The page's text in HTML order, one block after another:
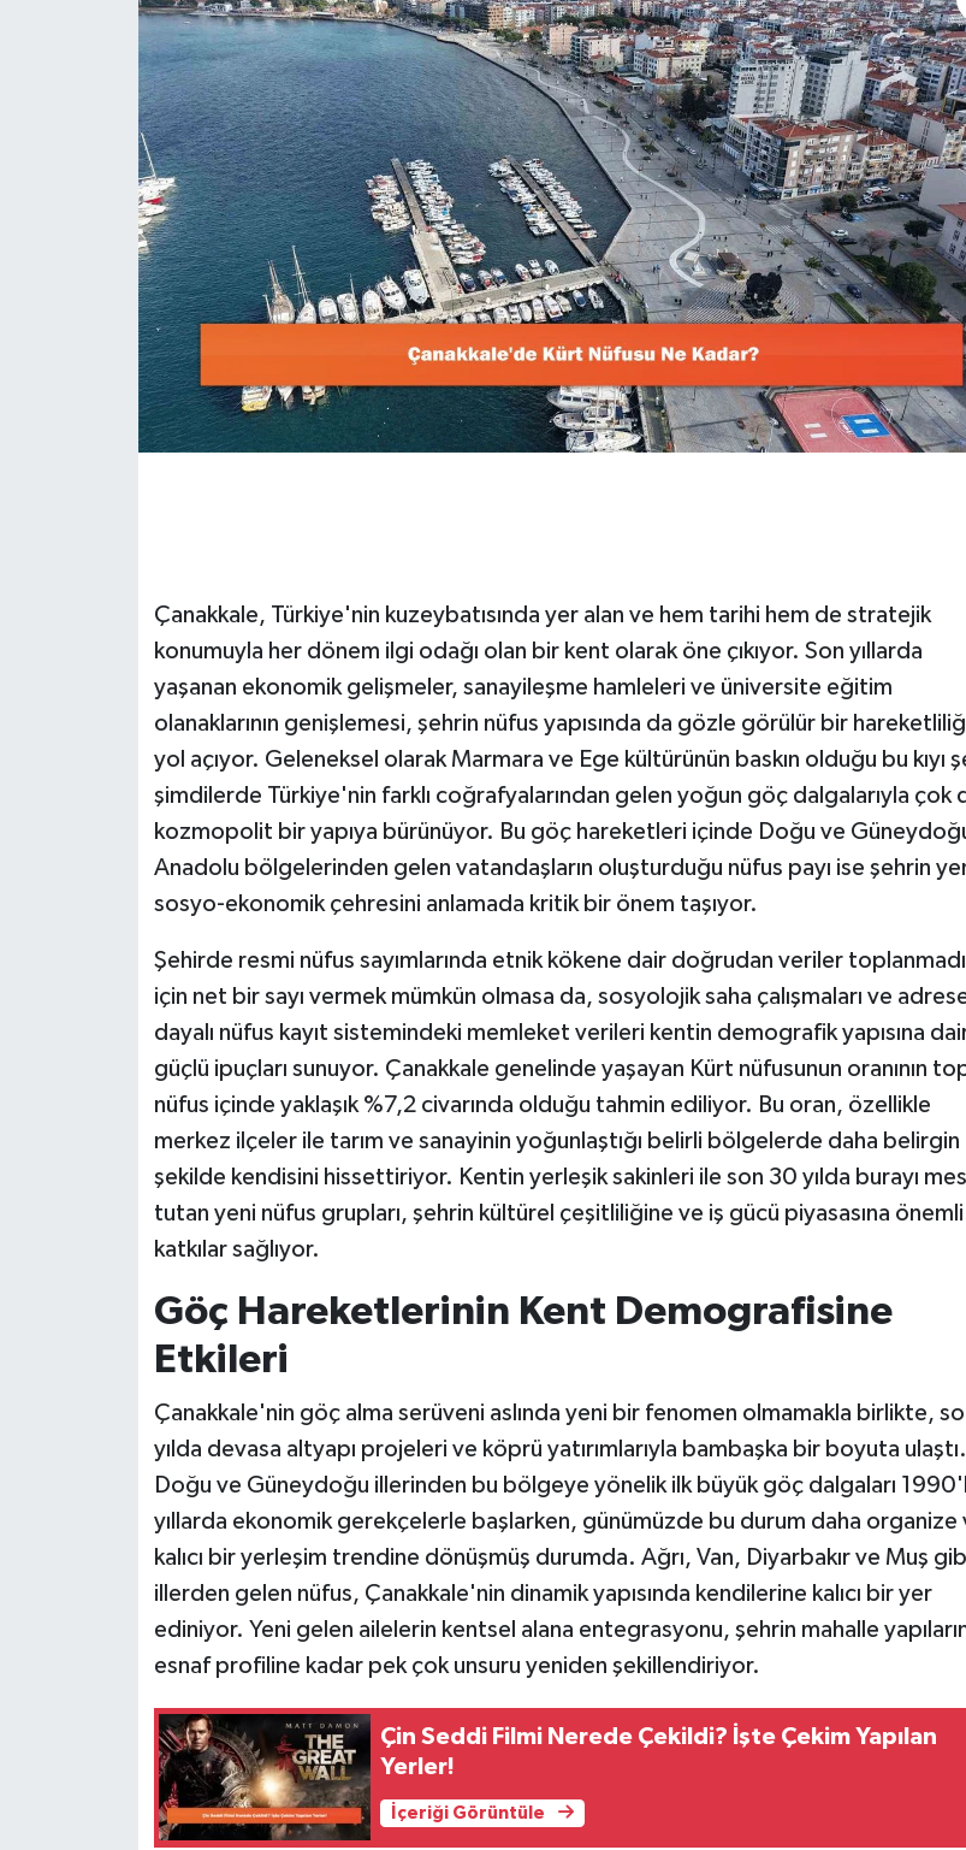
Çanakkale, Türkiye'nin kuzeybatısında yer alan ve hem tarihi hem de stratejik
konumuyla her dönem ilgi odağı olan bir kent olarak öne çıkıyor. Son yıllarda
yaşanan ekonomik gelişmeler, sanayileşme hamleleri ve üniversite eğitim
olanaklarının genişlemesi, şehrin nüfus yapısında da gözle görülür bir
yol açıyor. Geleneksel olarak Marmara ve Ege kültürünün baskın olduğu bu kıyı
şimdilerde Türkiye'nin farklı coğrafyalarından gelen yoğun göç dalgalarıyla çok
kozmopolit bir yapıya bürünüyor. Bu göç hareketleri içinde Doğu ve
Anadolu bölgelerinden gelen vatandaşların oluşturduğu nüfus payı ise şehrin
sosyo-ekonomik çehresini anlamada kritik bir önem taşıyor.
Şehirde resmi nüfus sayımlarında etnik kökene dair doğrudan veriler
için net bir sayı vermek mümkün olmasa da, sosyolojik saha çalışmaları ve
dayalı nüfus kayıt sistemindeki memleket verileri kentin demografik yapısına
güçlü ipuçları sunuyor. Çanakkale genelinde yaşayan Kürt nüfusunun oranının
nüfus içinde yaklaşık %7,2 civarında olduğu tahmin ediliyor. Bu oran, özellikle
merkez ilçeler ile tarım ve sanayinin yoğunlaştığı belirli bölgelerde daha belirgin
şekilde kendisini hissettiriyor. Kentin yerleşik sakinleri ile son 30 yılda burayı
tutan yeni nüfus grupları, şehrin kültürel çeşitliliğine ve iş gücü piyasasına önemli
katkılar sağlıyor.
Göç Hareketlerinin Kent Demografisine
Etkileri
Çanakkale'nin göç alma serüveni aslında yeni bir fenomen olmamakla birlikte,
yılda devasa altyapı projeleri ve köprü yatırımlarıyla bambaşka bir boyuta ulaştı.
Doğu ve Güneydoğu illerinden bu bölgeye yönelik ilk büyük göç dalgaları
yıllarda ekonomik gerekçelerle başlarken, günümüzde bu durum daha organize
kalıcı bir yerleşim trendine dönüşmüş durumda. Ağrı, Van, Diyarbakır ve Muş
illerden gelen nüfus, Çanakkale'nin dinamik yapısında kendilerine kalıcı bir yer
ediniyor. Yeni gelen ailelerin kentsel alana entegrasyonu, şehrin mahalle
esnaf profiline kadar pek çok unsuru yeniden şekillendiriyor.
Çin Seddi Filmi Nerede Çekildi? İşte Çekim Yapılan
Yerler!
İçeriği Görüntüle
Resmi Reklamlar